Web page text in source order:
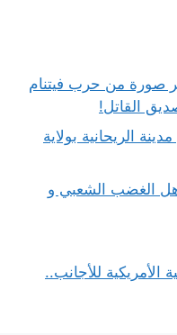
من حرب فيتنام
القاتل!
الريحانية بولاية
الغضب الشعبي و
للأجانب..